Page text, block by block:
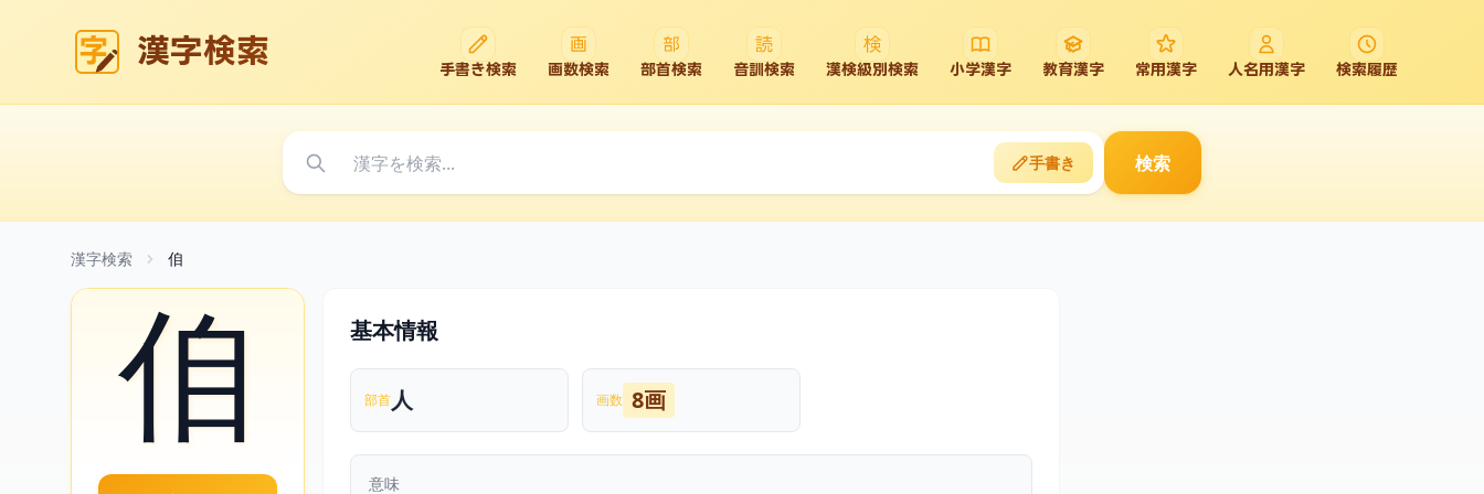
漢字検索 手書き検索 画数検索 部首検索 音訓検索 漢検級別検索 小学漢字 教育漢字 常用漢字 人名用漢字 検索履歴
手書き 検索
漢字検索 㑑
㑑 基本情報
部首 人 画数 8画
意味